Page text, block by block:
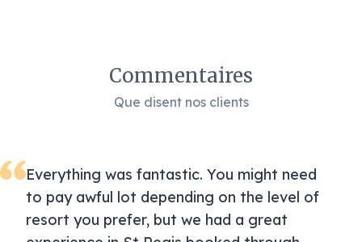
Commentaires
Que disent nos clients
Everything was fantastic. You might need
to pay awful lot depending on the level of
resort you prefer, but we had a great